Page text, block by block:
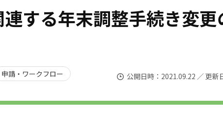
する年末調整手続き変更
申請・ワークフロー 公開日時：2021.09.22 ／ 更新